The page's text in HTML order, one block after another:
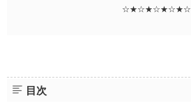
☆★☆★☆★☆★☆
目次